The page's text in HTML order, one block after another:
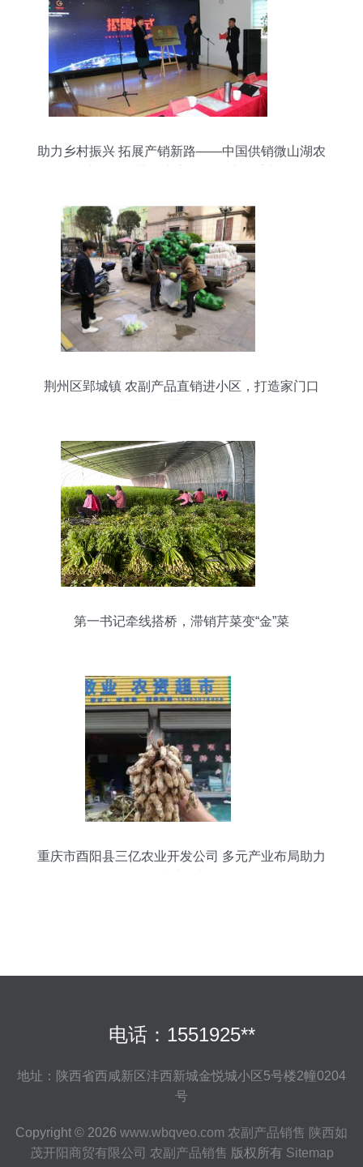
助力乡村振兴 拓展产销新路——中国供销微山湖农
荆州区郢城镇 农副产品直销进小区，打造家门口
第一书记牵线搭桥，滞销芹菜变“金”菜
重庆市酉阳县三亿农业开发公司 多元产业布局助力
电话：1551925**
地址：陕西省西咸新区沣西新城金悦城小区5号楼2幢0204
号
Copyright © 2026 www.wbqveo.com 农副产品销售 陕西如
茂开阳商贸有限公司 农副产品销售 版权所有 Sitemap